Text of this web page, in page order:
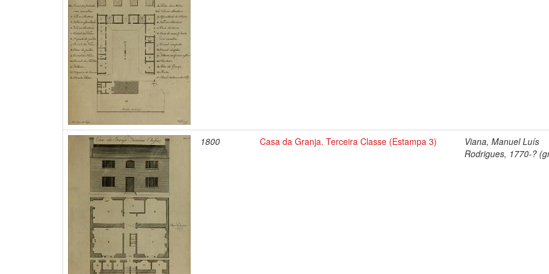
1800 Casa da Granja. Terceira Classe (Estampa 3)
Viana, Manuel Luís
Rodrigues, 1770-?